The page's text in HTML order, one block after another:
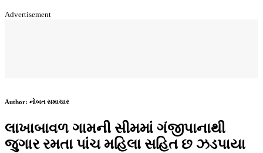
Advertisement
Author: નોબત સમાચાર
લાખાબાવળ ગામની સીમમાં ગંજીપાનાથી
જુગાર રમતા પાંચ મહિલા સહિત છ ઝડપાયા